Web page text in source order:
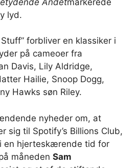
lyd.
forbliver en klassiker i
på cameoer fra
Davis, Lily Aldridge,
Hailie, Snoop Dogg,
Hawks søn Riley.
nyheder om, at
sig til Spotify’s Billions Club,
en hjerteskærende tid for
måneden Sam